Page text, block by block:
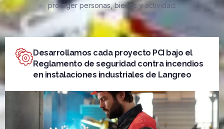
proteger personas, bienes y actividad.
Desarrollamos cada proyecto PCI bajo el
Reglamento de seguridad contra incendios
en instalaciones industriales de Langreo